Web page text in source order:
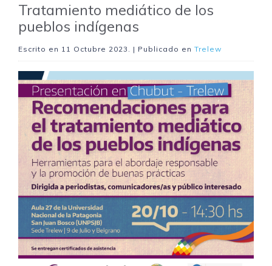
Tratamiento mediático de los
pueblos indígenas
Escrito en 11 Octubre 2023 . | Publicado en Trelew